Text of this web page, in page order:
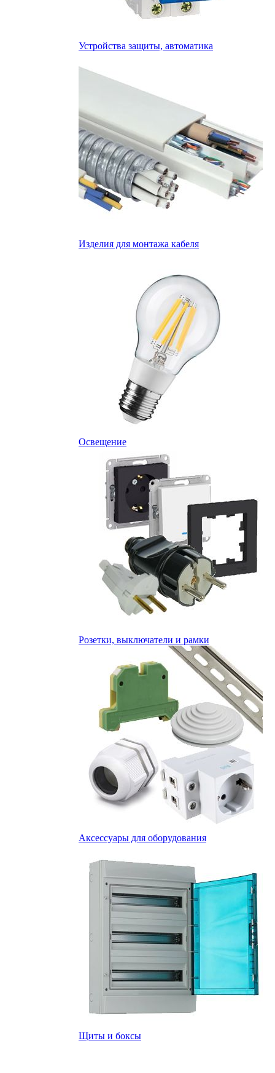
Устройства защиты, автоматика
Изделия для монтажа кабеля
Освещение
Розетки, выключатели и рамки
Аксессуары для оборудования
Щиты и боксы